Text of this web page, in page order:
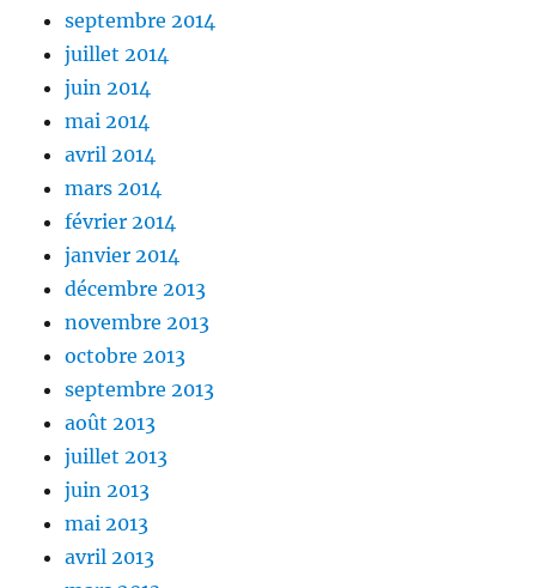
septembre 2014
juillet 2014
juin 2014
mai 2014
avril 2014
mars 2014
février 2014
janvier 2014
décembre 2013
novembre 2013
octobre 2013
septembre 2013
août 2013
juillet 2013
juin 2013
mai 2013
avril 2013